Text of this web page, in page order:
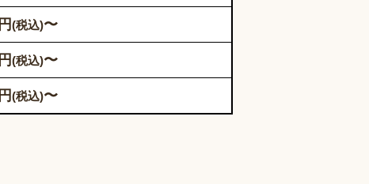
円(税込)〜
円(税込)〜
円(税込)〜